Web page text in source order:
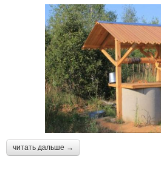
читать дальше →